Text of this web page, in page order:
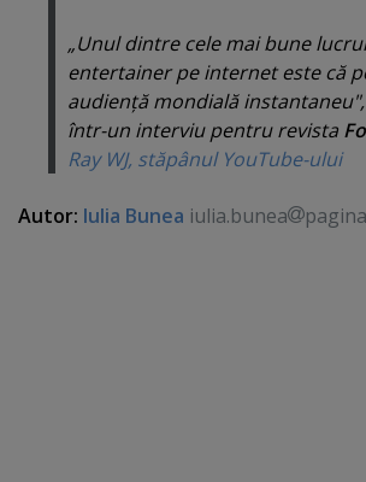
„Unul dintre cele mai bune
entertainer pe internet este că
audienţă mondială instantaneu
într-un interviu pentru revista
Ray WJ, stăpânul YouTube-ului
Autor: Iulia Bunea iulia.bunea